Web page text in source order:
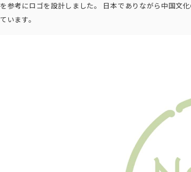
を参考にロゴを設計しました。 日本でありながら中国文
ています。